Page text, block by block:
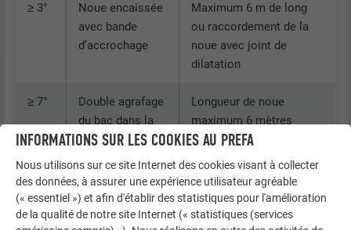
≥ 3°
Noue encaissée
avec bande
d’accrochage
Maximum 6 m de long
ou raccordement de la
noue avec joint de
dilatation
≥ 7°
Double agrafage
du bac dans la
noue
Attention :
aucune
possibilité de
dilatation de la
Longueur de noue
maximum 6 mètres
INFORMATIONS SUR LES COOKIES AU PREFA
Nous utilisons sur ce site Internet des cookies visant à collecter
des données, à assurer une expérience utilisateur agréable
(« essentiel ») et afin d'établir des statistiques pour l'amélioration
de la qualité de notre site Internet (« statistiques (services